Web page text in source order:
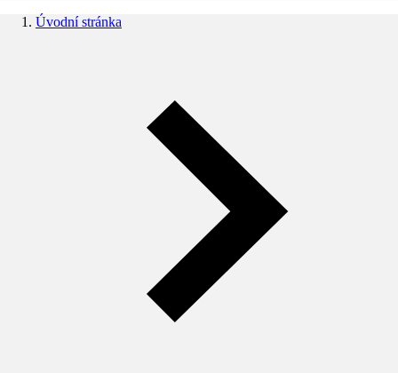
Úvodní stránka